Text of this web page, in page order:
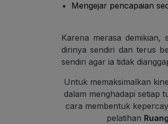
Mengejar pencapaian
Karena merasa demikian,
dirinya sendiri dan terus
sendiri agar ia tidak
Untuk memaksimalkan
dalam menghadapi setiap
cara membentuk
pelatihan